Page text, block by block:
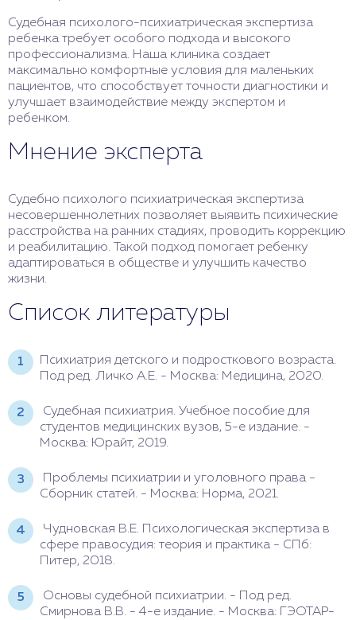
Судебная психолого-психиатрическая экспертиза
ребенка требует особого подхода и высокого
профессионализма. Наша клиника создает
максимально комфортные условия для маленьких
пациентов, что способствует точности диагностики и
улучшает взаимодействие между экспертом и
ребенком.
Мнение эксперта
Судебно психолого психиатрическая экспертиза
несовершеннолетних позволяет выявить психические
расстройства на ранних стадиях, проводить коррекцию
и реабилитацию. Такой подход помогает ребенку
адаптироваться в обществе и улучшить качество
жизни.
Список литературы
Психиатрия детского и подросткового возраста.
Под ред. Личко А.Е. - Москва: Медицина, 2020.
Судебная психиатрия. Учебное пособие для
студентов медицинских вузов, 5-е издание. -
Москва: Юрайт, 2019.
Проблемы психиатрии и уголовного права -
Сборник статей. - Москва: Норма, 2021.
Чудновская В.Е. Психологическая экспертиза в
сфере правосудия: теория и практика - СПб:
Питер, 2018.
Основы судебной психиатрии. - Под ред.
Смирнова В.В. - 4-е издание. - Москва: ГЭОТАР-